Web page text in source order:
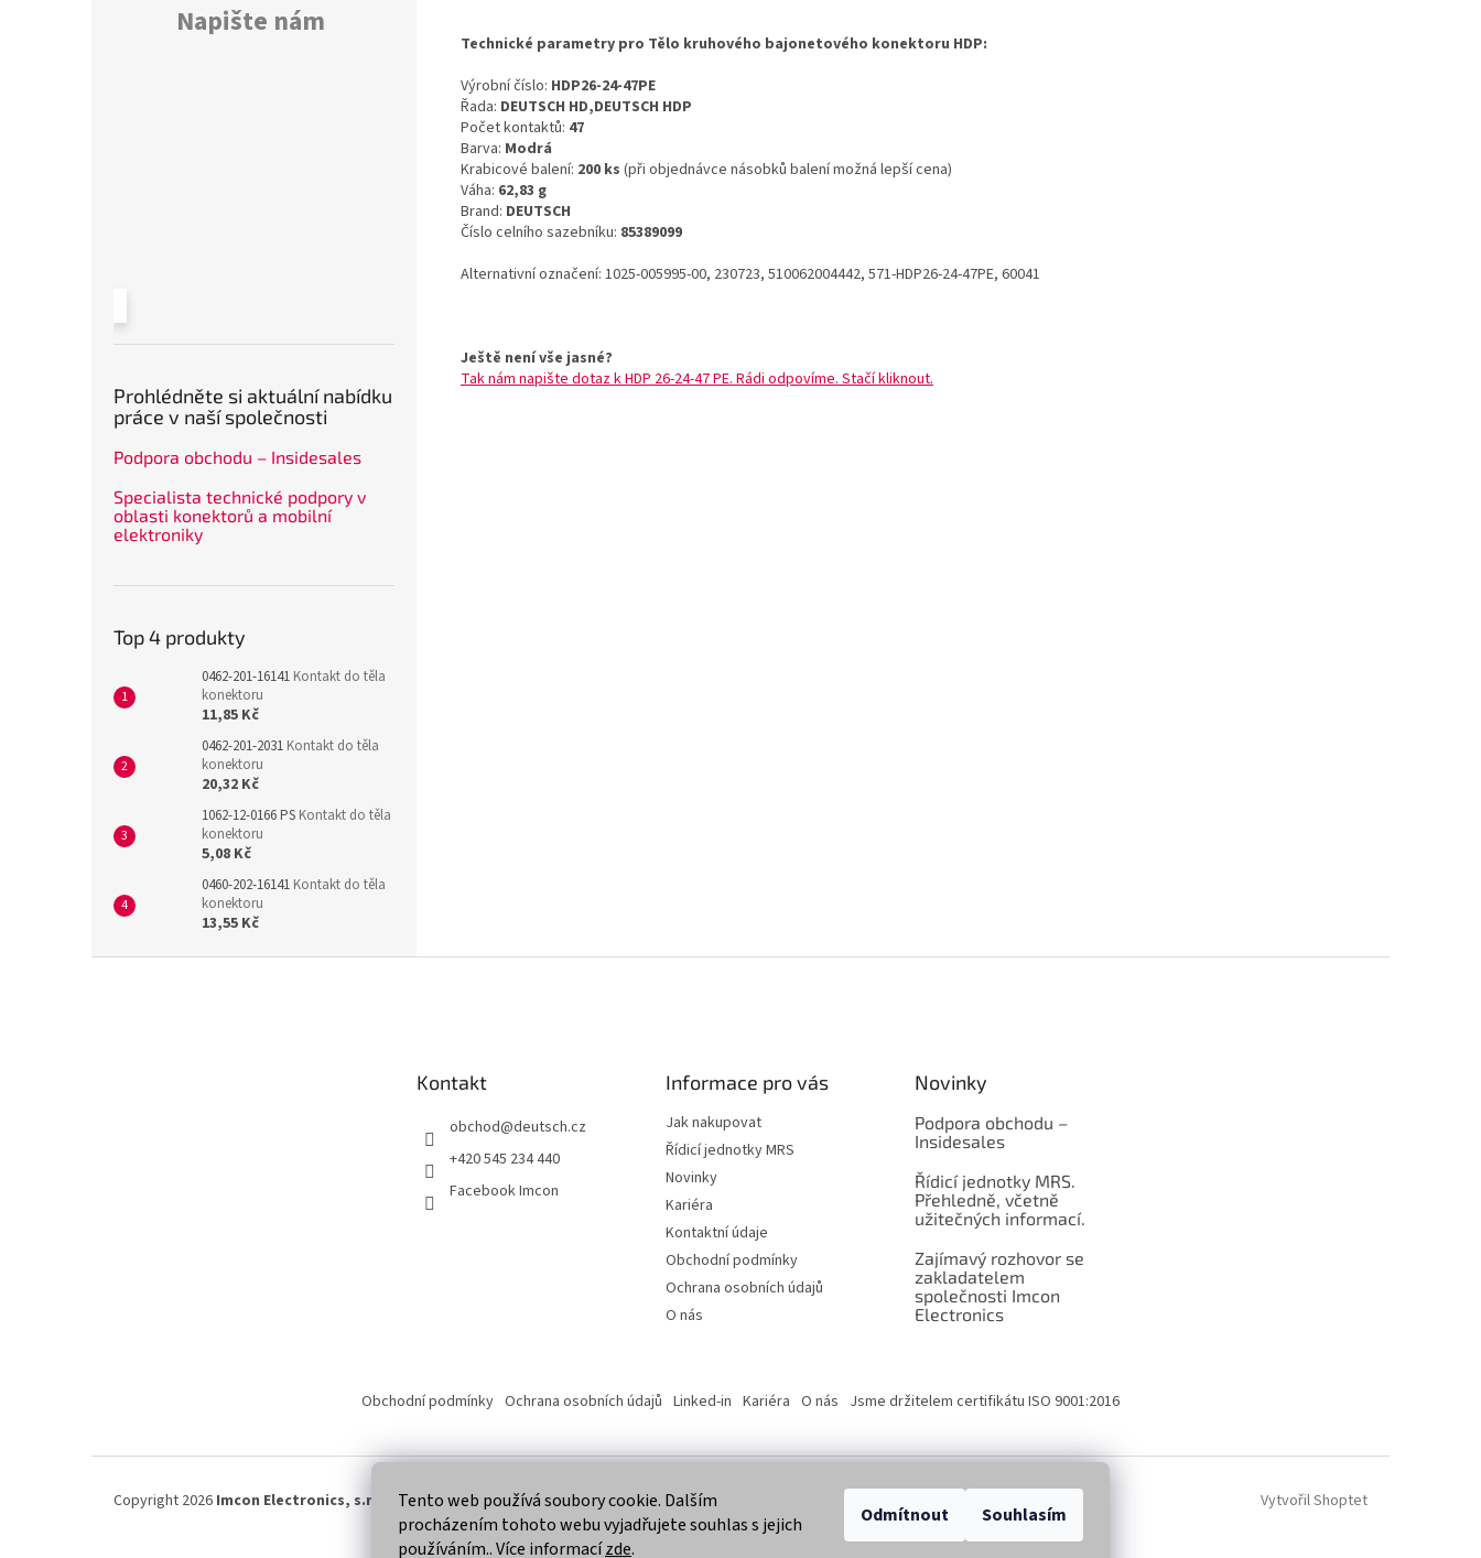
Tento web používá soubory cookie. Dalším
procházením tohoto webu vyjadřujete souhlas s jejich
používáním.. Více informacízde.
Odmítnout Souhlasím
Napište nám
Prohlédněte si aktuální nabídku
práce v naší společnosti
Podpora obchodu – Insidesales
Specialista technické podpory v
oblasti konektorů a mobilní
elektroniky
Top 4 produkty
0462-201-16141 Kontakt do těla
konektoru
11,85 Kč
0462-201-2031 Kontakt do těla
konektoru
20,32 Kč
1062-12-0166 PS Kontakt do těla
konektoru
5,08 Kč
0460-202-16141 Kontakt do těla
konektoru
13,55 Kč
Technické parametry pro Tělo kruhového bajonetového konektoru HDP:
Výrobní číslo: HDP26-24-47PE
Řada: DEUTSCH HD,DEUTSCH HDP
Počet kontaktů: 47
Barva: Modrá
Krabicové balení: 200 ks (při objednávce násobků balení možná lepší cena)
Váha: 62,83 g
Brand: DEUTSCH
Číslo celního sazebníku: 85389099
Alternativní označení: 1025-005995-00, 230723, 510062004442, 571-HDP26-24-47PE, 60041
Ještě není vše jasné?
Tak nám napište dotaz k HDP 26-24-47 PE. Rádi odpovíme. Stačí kliknout.
Kontakt
obchod@deutsch.cz
+420 545 234 440
Facebook Imcon
Informace pro vás
Jak nakupovat
Řídicí jednotky MRS
Novinky
Kariéra
Kontaktní údaje
Obchodní podmínky
Ochrana osobních údajů
O nás
Novinky
Podpora obchodu –
Insidesales
Řídicí jednotky MRS.
Přehledně, včetně
užitečných informací.
Zajímavý rozhovor se
zakladatelem
společnosti Imcon
Electronics
Obchodní podmínky Ochrana osobních údajů Linked-in Kariéra O nás Jsme držitelem certifikátu ISO 9001:2016
Vytvořil Shoptet
Copyright 2026 Imcon Electronics, s.r.o. . Všechna práva vyhrazena.